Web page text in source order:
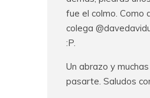
fue el colmo. Como
colega
:P.
Un abrazo y
pasarte. Saludos